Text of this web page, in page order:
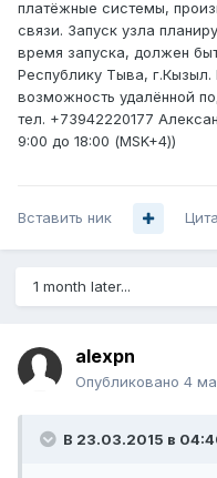
платёжные системы,
связи. Запуск узла
время запуска, должен
Республику Тыва,
возможность удалённой
тел. +73942220177
9:00 до 18:00 (MSK+4))
Вставить ник
1 month later...
alexpn
Опубликовано 4
В 23.03.2015 в